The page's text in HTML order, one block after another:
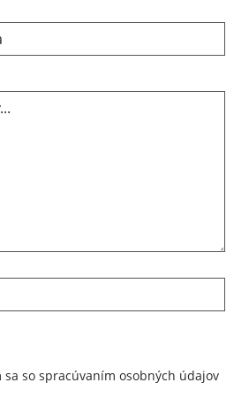
sa so spracúvaním osobných údajov